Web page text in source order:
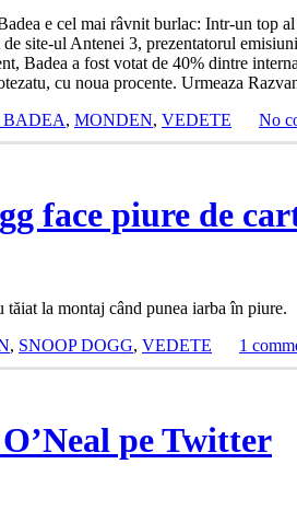
e cel mai râvnit burlac: Intr-un top
site-ul Antenei 3, prezentatorul
Badea a fost votat de 40% dintre
cu noua procente. Urmeaza
, MONDEN, VEDETE No
face piure de
la montaj când punea iarba în piure.
, SNOOP DOGG, VEDETE 1
pe Twitter